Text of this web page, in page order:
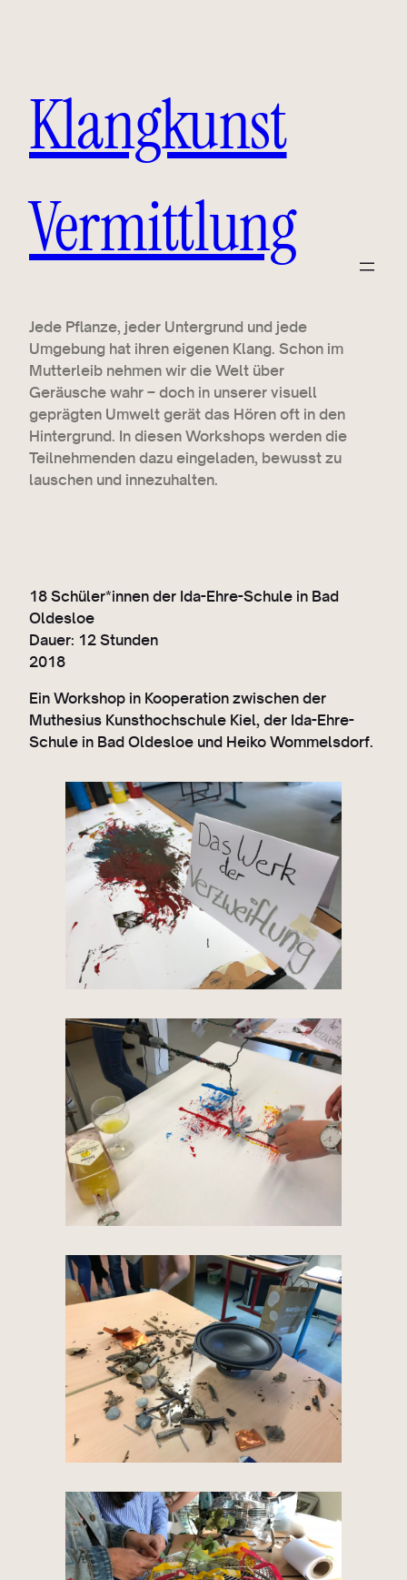
Klangkunst
Vermittlung
Jede Pflanze, jeder Untergrund und jede
Umgebung hat ihren eigenen Klang. Schon im
Mutterleib nehmen wir die Welt über
Geräusche wahr – doch in unserer visuell
geprägten Umwelt gerät das Hören oft in den
Hintergrund. In diesen Workshops werden die
Teilnehmenden dazu eingeladen, bewusst zu
lauschen und innezuhalten.
18 Schüler*innen der Ida-Ehre-Schule in Bad
Oldesloe
Dauer: 12 Stunden
2018
Ein Workshop in Kooperation zwischen der
Muthesius Kunsthochschule Kiel, der Ida-Ehre-
Schule in Bad Oldesloe und Heiko Wommelsdorf.